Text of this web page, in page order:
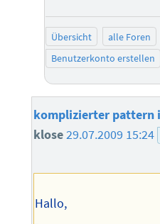
Übersicht alle Foren
Benutzerkonto erstellen
komplizierter pattern
klose29.07.2009 15:24
Hallo,